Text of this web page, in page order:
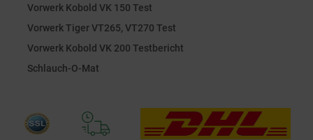
Vorwerk Kobold VK 150 Test
Vorwerk Tiger VT265, VT270 Test
Vorwerk Kobold VK 200 Testbericht
Schlauch-O-Mat